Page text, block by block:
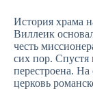
История храма
Виллеик
честь
сих пор. Спустя
перестроена. На
церковь